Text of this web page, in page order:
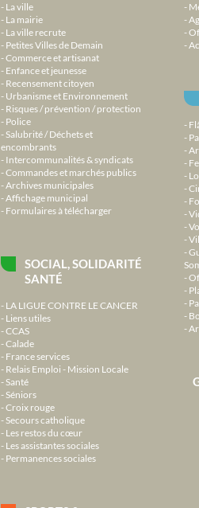
La ville
La mairie
La ville recrute
Petites Villes de Demain
Commerce et artisanat
Enfance et jeunesse
Recensement citoyen
Urbanisme et Environnement
Risques / prévention / protection
Police
Salubrité / Déchets et
encombrants
Intercommunalités & syndicats
Commandes et marchés publics
Archives municipales
Affichage municipal
Formulaires à télécharger
SOCIAL, SOLIDARITÉ
SANTÉ
LA LIGUE CONTRE LE CANCER
Liens utiles
CCAS
Calade
France services
Relais Emploi - Mission Locale
Santé
Séniors
Croix rouge
Secours catholique
Les restos du cœur
Les assistantes sociales
Permanences sociales